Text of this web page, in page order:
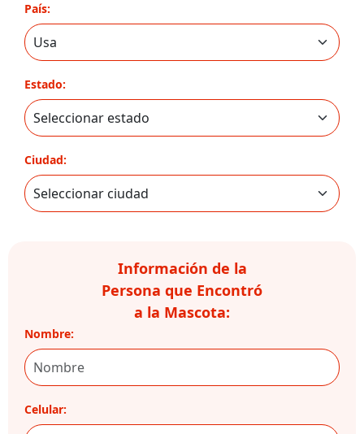
País:
Estado:
Ciudad:
Información de la
Persona que Encontró
a la Mascota:
Nombre:
Celular: